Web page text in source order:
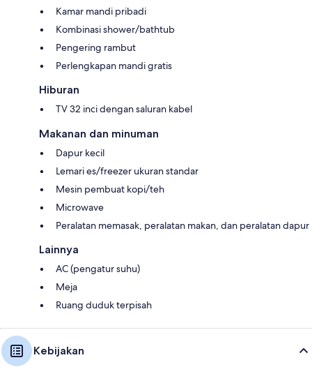
Kamar mandi pribadi
Kombinasi shower/bathtub
Pengering rambut
Perlengkapan mandi gratis
Hiburan
TV 32 inci dengan saluran kabel
Makanan dan minuman
Dapur kecil
Lemari es/freezer ukuran standar
Mesin pembuat kopi/teh
Microwave
Peralatan memasak, peralatan makan, dan peralatan dapur
Lainnya
AC (pengatur suhu)
Meja
Ruang duduk terpisah
Kebijakan